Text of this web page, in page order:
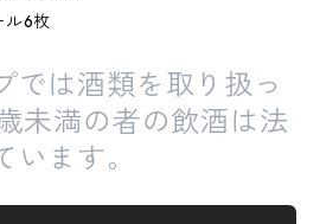
ル6枚
では酒類を取り扱っ
未満の者の飲酒は法
ます。